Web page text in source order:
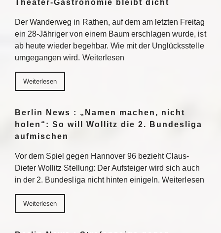
Theater-Gastronomie bleibt dicht
Der Wanderweg in Rathen, auf dem am letzten Freitag
ein 28-Jähriger von einem Baum erschlagen wurde, ist
ab heute wieder begehbar. Wie mit der Unglücksstelle
umgegangen wird. Weiterlesen
Weiterlesen
Berlin News : „Namen machen, nicht
holen“: So will Wollitz die 2. Bundesliga
aufmischen
Vor dem Spiel gegen Hannover 96 bezieht Claus-
Dieter Wollitz Stellung: Der Aufsteiger wird sich auch
in der 2. Bundesliga nicht hinten einigeln. Weiterlesen
Weiterlesen